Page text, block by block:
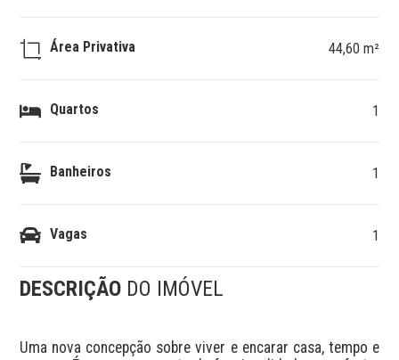
Área Privativa 44,60 m²
Quartos 1
Banheiros 1
Vagas 1
DESCRIÇÃO DO IMÓVEL
Uma nova concepção sobre viver e encarar casa, tempo e